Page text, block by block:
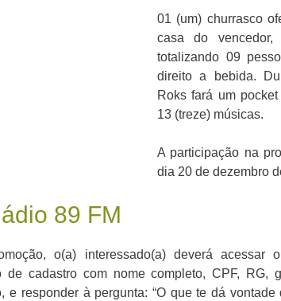
01 (um) churrasco
casa do
totalizando 09
direito a bebida.
Roks fará um
13 (treze) músicas.
A participação na
dia 20 de dezembro
89 FM
o(a) interessado(a) deverá acessar o
de cadastro com nome completo, CPF, RG,
e responder à pergunta: “O que te dá